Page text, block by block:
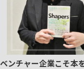
ベンチャー企業こそ本